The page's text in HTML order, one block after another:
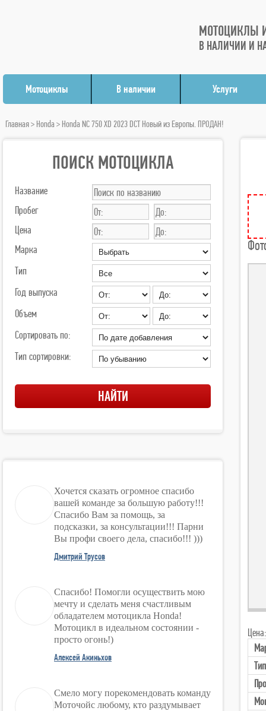
МОТОЦИКЛЫ
В НАЛИЧИИ И
Мотоциклы В наличии Услуги
Главная> Honda > Honda NC 750 XD 2023 DCT Новый из Европы. ПРОДАН!
ПОИСК МОТОЦИКЛА
Название
Пробег
Цена
Марка
Тип
Год выпуска
Объем
Сортировать по:
Тип сортировки:
Хочется сказать огромное спасибо
вашей команде за большую работу!!!
Спасибо Вам за помощь, за
подсказки, за консультации!!! Парни
Вы профи своего дела, спасибо!!! )))
Дмитрий Трусов
Спасибо! Помогли осуществить мою
мечту и сделать меня счастливым
обладателем мотоцикла Honda!
Мотоцикл в идеальном состоянии -
просто огонь!)
Алексей Акиньхов
Смело могу порекомендовать команду
Моточойс любому, кто раздумывает